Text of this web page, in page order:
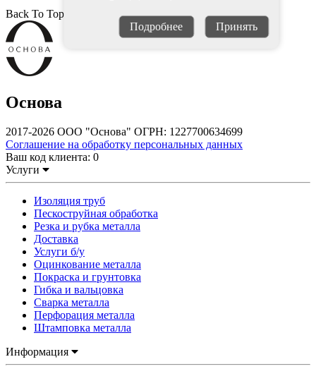
Back To Top
Основа
2017-2026 ООО "Основа" ОГРН: 1227700634699
Соглашение на обработку персональных данных
Ваш код клиента: 0
Услуги
Изоляция труб
Пескоструйная обработка
Резка и рубка металла
Доставка
Услуги б/у
Оцинкование металла
Покраска и грунтовка
Гибка и вальцовка
Сварка металла
Перфорация металла
Штамповка металла
Информация
Подробнее Принять